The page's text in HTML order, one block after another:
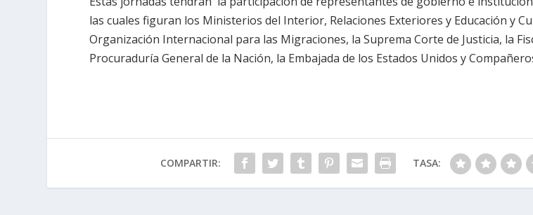
las cuales figuran los Ministerios del Interior, Relaciones Exteriores y Educación y
Organización Internacional para las Migraciones, la Suprema Corte de Justicia, la
Procuraduría General de la Nación, la Embajada de los Estados Unidos y
COMPARTIR: TASA: